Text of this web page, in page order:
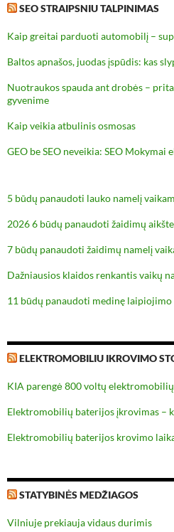
SEO STRAIPSNIU TALPINIMAS
Kaip greitai parduoti automobilį –
Baltos apnašos, juodas įspūdis: kas
Nuotraukos spauda ant drobės –
gyvenime
Kaip veikia atbulinis osmosas
GEO be SEO neveikia: SEO Mokymai
5 būdų panaudoti lauko namelį
2026 6 būdų panaudoti žaidimų
7 būdų panaudoti žaidimų namelį
Dažniausios klaidos renkantis vaikų
11 būdų panaudoti medinę laipiojimo
ELEKTROMOBILIU IKROVIMO
KIA parengė 800 voltų
Elektromobilių baterijos įkrovimas –
Elektromobilių baterijos krovimo
STATYBINĖS MEDŽIAGOS
Vilniuje prekiauja vidaus durimis